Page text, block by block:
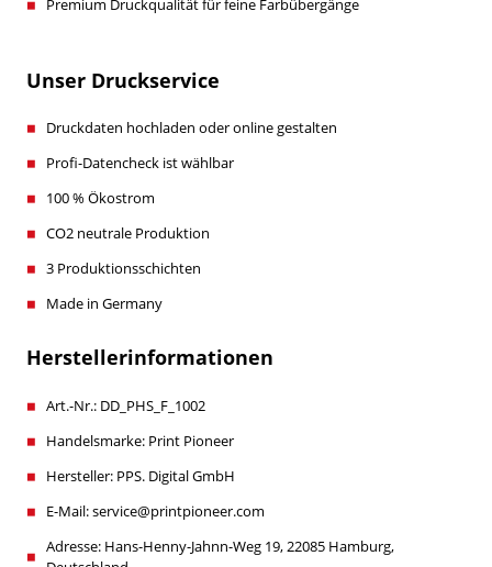
Premium Druckqualität für feine Farbübergänge
Unser Druckservice
Druckdaten hochladen oder online gestalten
Profi-Datencheck ist wählbar
100 % Ökostrom
CO2 neutrale Produktion
3 Produktionsschichten
Made in Germany
Herstellerinformationen
Art.-Nr.: DD_PHS_F_1002
Handelsmarke: Print Pioneer
Hersteller: PPS. Digital GmbH
E-Mail: service@printpioneer.com
Adresse: Hans-Henny-Jahnn-Weg 19, 22085 Hamburg,